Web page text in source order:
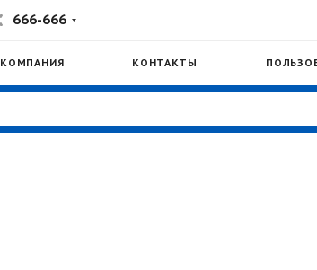
666-666
КОМПАНИЯ КОНТАКТЫ